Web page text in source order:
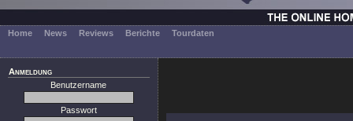
Home News Reviews Berichte Tourdaten
Anmeldung
Benutzername
Passwort